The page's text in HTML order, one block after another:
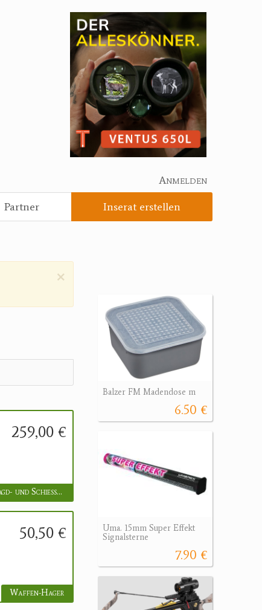
Anmelden
Partner Inserat erstellen
×
259,00 €
FOCUS Jagd- und Schießsportzentrum GmbH
50,50 €
Waffen-Hager
Balzer FM Madendose m
6.50 €
Uma. 15mm Super Effekt
Signalsterne
7.90 €